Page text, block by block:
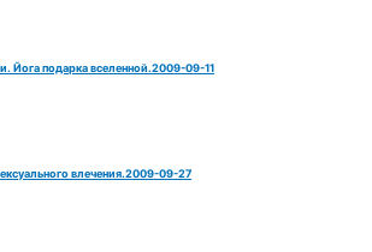
Йога подарка вселенной.2009-09-11
влечения.2009-09-27